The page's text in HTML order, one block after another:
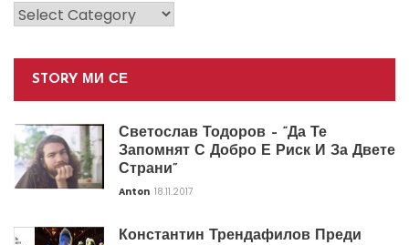
Категории
STORY МИ СЕ
Светослав Тодоров – “Да Те
Запомнят С Добро Е Риск И За Двете
Страни”
Anton 18.11.2017
Константин Трендафилов Преди